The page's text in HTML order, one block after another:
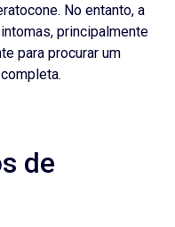
No entanto, a
principalmente
para procurar um
de